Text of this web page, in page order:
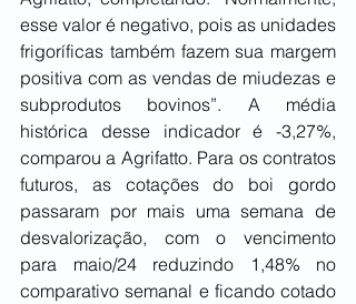
esse valor é negativo, pois as unidades
frigoríficas também fazem sua margem
positiva com as vendas de miudezas e
subprodutos bovinos”. A média
histórica desse indicador é -3,27%,
comparou a Agrifatto. Para os contratos
futuros, as cotações do boi gordo
passaram por mais uma semana de
desvalorização, com o vencimento
para maio/24 reduzindo 1,48% no
comparativo semanal e ficando cotado